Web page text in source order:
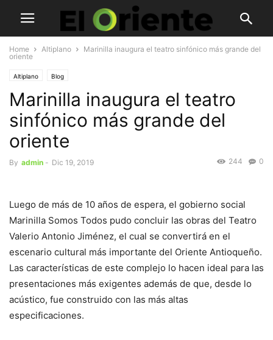
Home Altiplano
Marinilla inaugura el teatro sinfónico más grande del
oriente
Altiplano Blog
Marinilla inaugura el teatro
sinfónico más grande del
oriente
By admin - Dic 19, 2019 0
244
Luego de más de 10 años de espera, el gobierno social
Marinilla Somos Todos pudo concluir las obras del Teatro
Valerio Antonio Jiménez, el cual se convertirá en el
escenario cultural más importante del Oriente Antioqueño.
Las características de este complejo lo hacen ideal para las
presentaciones más exigentes además de que, desde lo
acústico, fue construido con las más altas
especificaciones.